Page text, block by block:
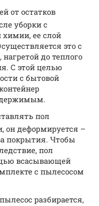
от остатков
уборки с
ее слой
это с
до теплого
С этой целью
с бытовой
пол
он деформируется –
покрытия. Чтобы
пол
всасывающей
с пылесосом
разбирается,